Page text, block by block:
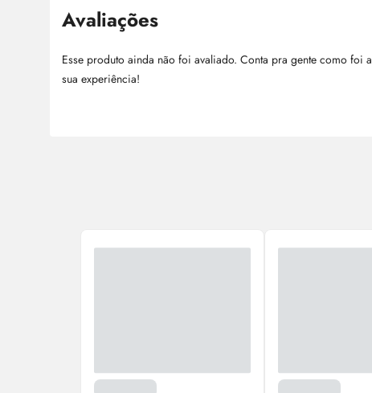
Avaliações
Esse produto ainda não foi avaliado. Conta pra gente como foi a
sua experiência!